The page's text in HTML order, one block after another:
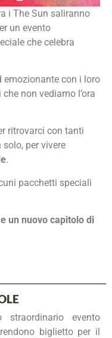
i The Sun saliranno
un evento
che celebra
emozionante con i loro
non vediamo l’ora
ritrovarci con tanti
per vivere
.
pacchetti speciali
un nuovo capitolo di
straordinario evento
biglietto per il